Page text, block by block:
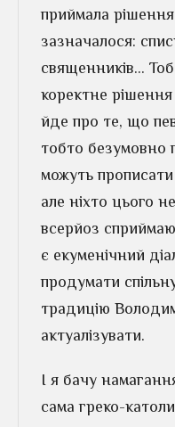
приймала рішення
зазначалося:
священників…
коректне
йде про те, що
тобто безумовно
можуть
але ніхто цього
всерйоз
є екуменічний
продумати
традицію
актуалізувати.
І я бачу
сама греко-